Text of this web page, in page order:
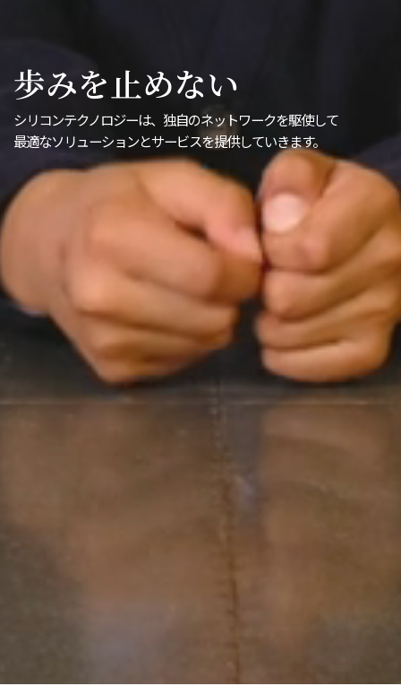
歩みを止めない
シリコンテクノロジーは、独自のネットワークを駆使して
最適なソリューションとサービスを提供していきます。